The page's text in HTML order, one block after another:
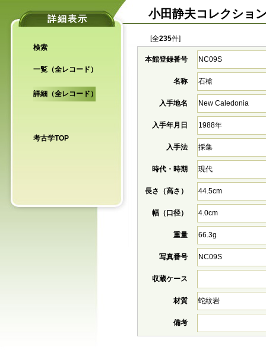
詳細表示
検索
一覧（全レコード）
詳細（全レコード）
考古学TOP
小田静夫コレクショ
[全235件]
本館登録番号 NC09S
名称 石槍
入手地名 New Caledonia
入手年月日 1988年
入手法 採集
時代・時期 現代
長さ（高さ） 44.5cm
幅（口径） 4.0cm
重量 66.3g
写真番号 NC09S
収蔵ケース
材質 蛇紋岩
備考